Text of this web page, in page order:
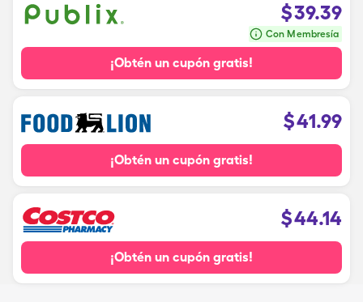
$39.39
Con Membresía
¡Obtén un cupón gratis!
$41.99
¡Obtén un cupón gratis!
$44.14
¡Obtén un cupón gratis!